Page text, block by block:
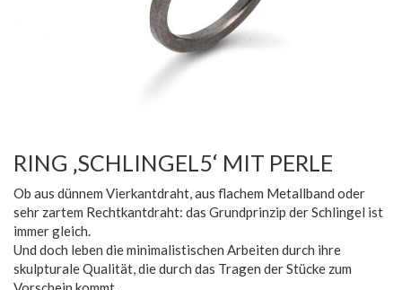
RING ‚SCHLINGEL5‘ MIT PERLE
Ob aus dünnem Vierkantdraht, aus flachem Metallband oder
sehr zartem Rechtkantdraht: das Grundprinzip der Schlingel ist
immer gleich.
Und doch leben die minimalistischen Arbeiten durch ihre
skulpturale Qualität, die durch das Tragen der Stücke zum